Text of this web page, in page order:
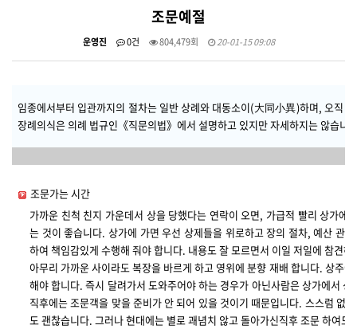
조문예절
운영진 0건 804,479회 20-01-15 09:08
임종에서부터 입관까지의 절차는 일반 상례와 대동소이(大同小異)하며, 오직
장례의식은 의례 법규인 《직문의법》 에서 설명하고 있지만 자세하지는 않습니
조문가는 시간
가까운 친척 친지 가운데서 상을 당했다는 연락이 오면, 가급적 빨리 상가에
는 것이 좋습니다. 상가에 가면 우선 상제들을 위로하고 장의 절차, 예산 관
하여 책임감있게 수행해 줘야 합니다. 내용도 잘 모르면서 이일 저일에 참견
아무리 가까운 사이라도 복장을 바르게 하고 영위에 분향 재배 합니다. 상주
해야 합니다. 즉시 달려가서 도와주어야 하는 경우가 아닌사람은 상가에서
직후에는 조문객을 맞을 준비가 안 되어 있을 것이기 때문입니다. 스스럼 없
도 괜찮습니다. 그러나 현대에는 별로 괘념치 않고 돌아가신직후 조문 하여도